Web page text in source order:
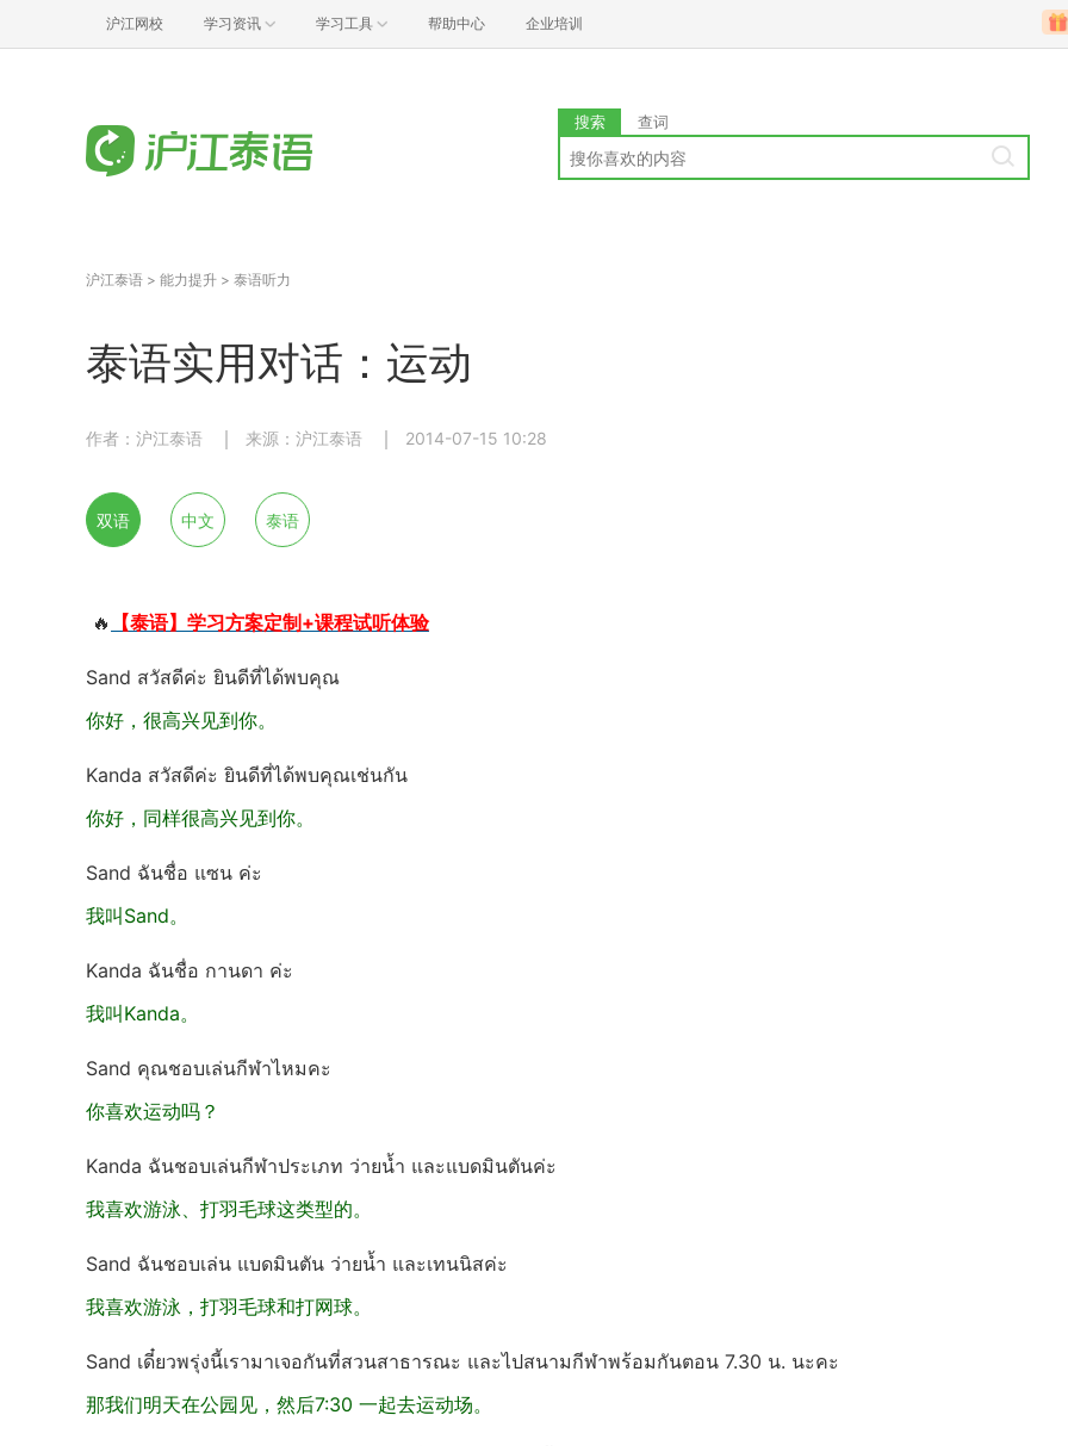
沪江网校 学习资讯 学习工具 帮助中心 企业培训
搜索 查词
沪江泰语 > 能力提升 > 泰语听力
泰语实用对话：运动
作者：沪江泰语 来源：沪江泰语 2014-07-15 10:28
双语 中文 泰语
🔥 【泰语】学习方案定制+课程试听体验
Sand สวัสดีค่ะ ยินดีที่ได้พบคุณ
你好，很高兴见到你。
Kanda สวัสดีค่ะ ยินดีที่ได้พบคุณเช่นกัน
你好，同样很高兴见到你。
Sand ฉันชื่อ แซน ค่ะ
我叫Sand。
Kanda ฉันชื่อ กานดา ค่ะ
我叫Kanda。
Sand คุณชอบเล่นกีฬาไหมคะ
你喜欢运动吗？
Kanda ฉันชอบเล่นกีฬาประเภท ว่ายน้ำ และแบดมินตันค่ะ
我喜欢游泳、打羽毛球这类型的。
Sand ฉันชอบเล่น แบดมินตัน ว่ายน้ำ และเทนนิสค่ะ
我喜欢游泳，打羽毛球和打网球。
Sand เดี๋ยวพรุ่งนี้เรามาเจอกันที่สวนสาธารณะ และไปสนามกีฬาพร้อมกันตอน 7.30 น. นะคะ
那我们明天在公园见，然后7:30 一起去运动场。